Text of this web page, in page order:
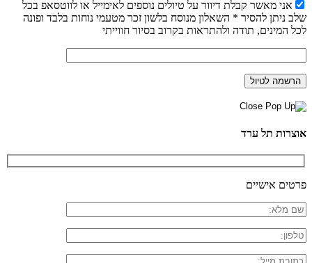
אני מאשר קבלת דיוור על טיולים נוספים לאימייל או לווטסאפ בכל
שלב ניתן להסיר * השאלון מנוסח בלשון זכר מטעמי נוחות בלבד ופונה
לכל המינים, תודה ולהתראות בקרוב בסיור חווייתי
אוצרות תל ערד
פרטים אישיים